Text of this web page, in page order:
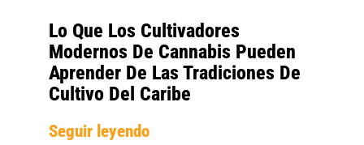
Lo Que Los Cultivadores
Modernos De Cannabis Pueden
Aprender De Las Tradiciones De
Cultivo Del Caribe
Seguir leyendo